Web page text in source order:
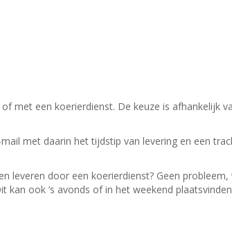
met een koerierdienst. De keuze is afhankelijk
met daarin het tijdstip van levering en een
leveren door een koerierdienst? Geen probleem,
kan ook ‘s avonds of in het weekend